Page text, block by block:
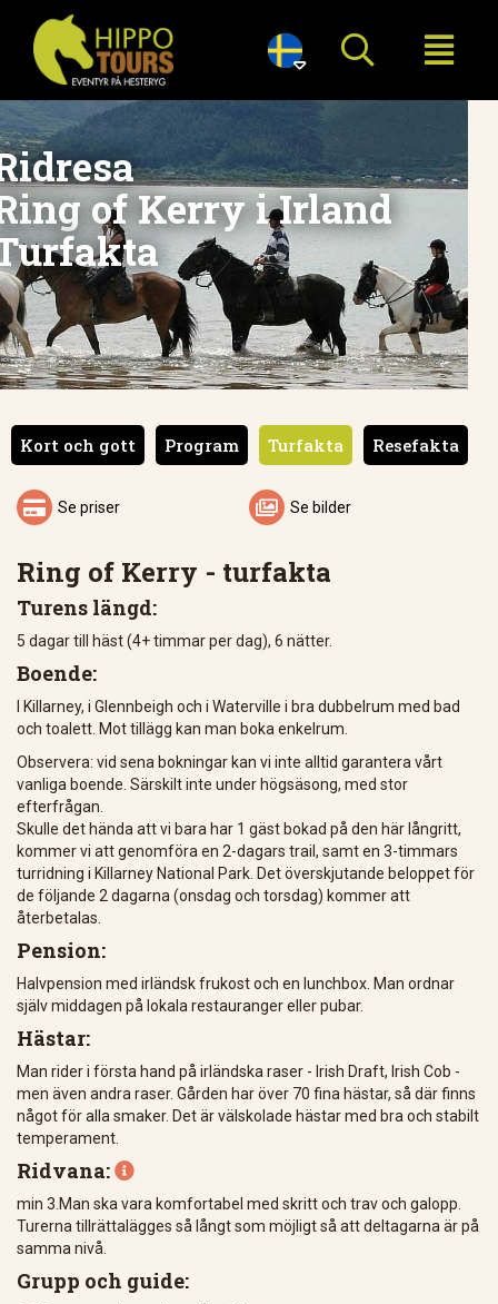

Kort och gott Program Turfakta Resefakta
 Se priser  Se bilder
Ring of Kerry - turfakta
Turens längd:
5 dagar till häst (4+ timmar per dag), 6 nätter.
Boende:
I Killarney, i Glennbeigh och i Waterville i bra dubbelrum med bad
och toalett. Mot tillägg kan man boka enkelrum.
Observera: vid sena bokningar kan vi inte alltid garantera vårt
vanliga boende. Särskilt inte under högsäsong, med stor
efterfrågan.
Skulle det hända att vi bara har 1 gäst bokad på den här långritt,
kommer vi att genomföra en 2-dagars trail, samt en 3-timmars
turridning i Killarney National Park. Det överskjutande beloppet för
de följande 2 dagarna (onsdag och torsdag) kommer att
återbetalas.
Pension:
Halvpension med irländsk frukost och en lunchbox. Man ordnar
själv middagen på lokala restauranger eller pubar.
Hästar:
Man rider i första hand på irländska raser - Irish Draft, Irish Cob -
men även andra raser. Gården har över 70 fina hästar, så där finns
något för alla smaker. Det är välskolade hästar med bra och stabilt
temperament.
Ridvana: 
min 3.Man ska vara komfortabel med skritt och trav och galopp.
Turerna tillrättalägges så långt som möjligt så att deltagarna är på
samma nivå.
Grupp och guide: